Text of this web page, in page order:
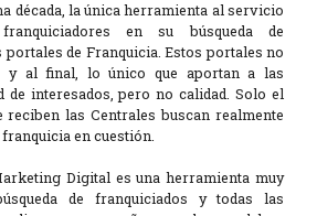
década, la única herramienta al servicio
en su búsqueda de
de Franquicia. Estos portales no
y al final, lo único que aportan a las
de interesados, pero no calidad. Solo el
reciben las Centrales buscan realmente
en cuestión.
Digital es una herramienta muy
de franquiciados y todas las